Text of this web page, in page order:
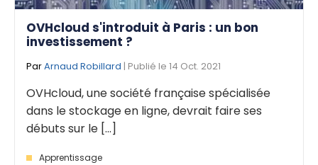
OVHcloud s'introduit à Paris : un bon
investissement ?
ParArnaud Robillard | Publié le 14 Oct. 2021
OVHcloud, une société française spécialisée
dans le stockage en ligne, devrait faire ses
débuts sur le [...]
Apprentissage